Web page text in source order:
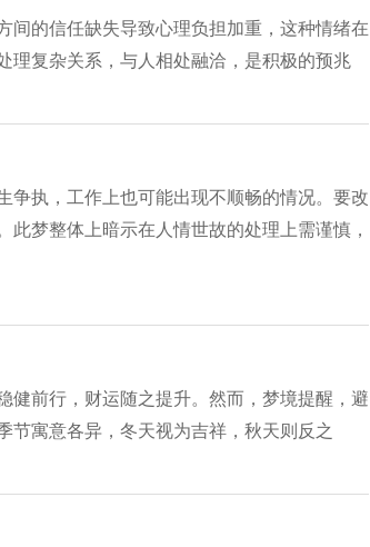
间的信任缺失导致心理负担加重，这种情绪在
理复杂关系，与人相处融洽，是积极的预兆
争执，工作上也可能出现不顺畅的情况。要改
梦整体上暗示在人情世故的处理上需谨慎，
健前行，财运随之提升。然而，梦境提醒，避
节寓意各异，冬天视为吉祥，秋天则反之